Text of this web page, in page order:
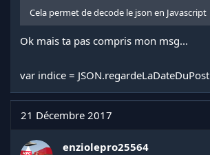
Cela permet de decode le json en Javascript
Ok mais ta pas compris mon msg...
var indice = JSON.regardeLaDateDuPost
21 Décembre 2017
enziolepro25564